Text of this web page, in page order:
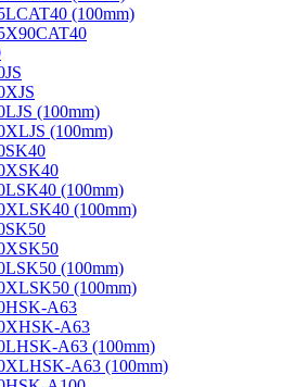
(100mm)
(100mm)
(100mm)
(100mm)
(100mm)
(100mm)
(100mm)
A63
A63
A63 (100mm)
A63 (100mm)